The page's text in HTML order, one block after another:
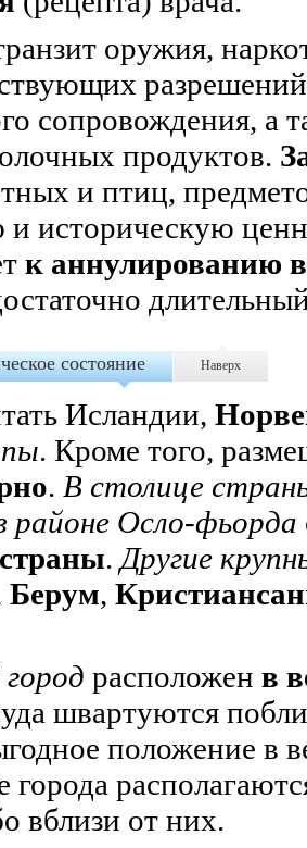
оружия,
сопровождения, а
продуктов.
и птиц,
и историческую
к аннулированию
состояние Наверх
Исландии,
. Кроме того,
. В столице
районе Осло-фьорда
. Другие
Берум,
расположен в
швартуются
положение в
города
вблизи от них.